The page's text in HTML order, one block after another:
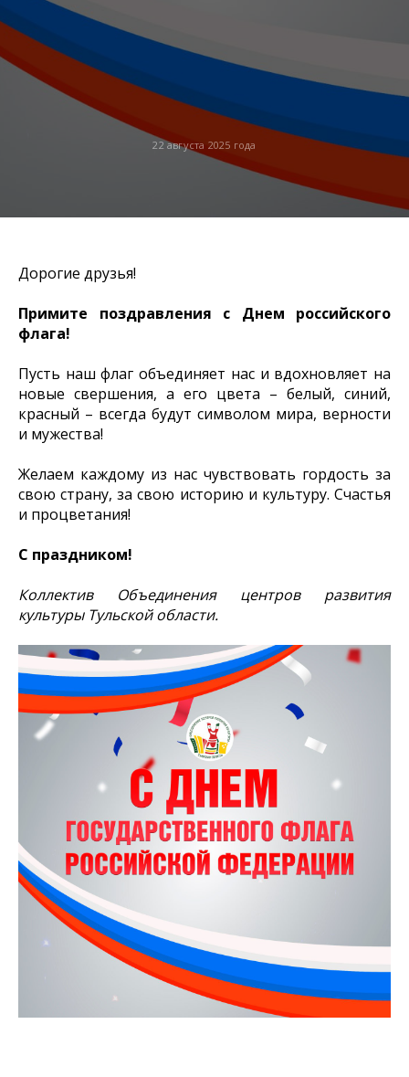
22 августа 2025 года
Дорогие друзья!
Примите поздравления с Днем российского
флага!
Пусть наш флаг объединяет нас и вдохновляет на
новые свершения, а его цвета – белый, синий,
красный – всегда будут символом мира, верности
и мужества!
Желаем каждому из нас чувствовать гордость за
свою страну, за свою историю и культуру. Счастья
и процветания!
С праздником!
Коллектив Объединения центров развития
культуры Тульской области.